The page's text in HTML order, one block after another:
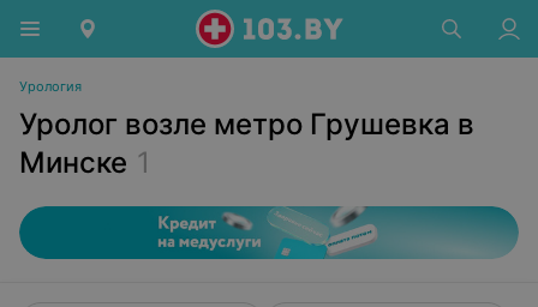
Урология
Уролог возле метро Грушевка в
Минске 1